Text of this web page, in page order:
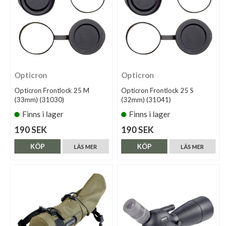
Opticron
Opticron Frontlock 25 M
(33mm) (31030)
Finns i lager
190 SEK
LÄS MER
KÖP
Opticron
Opticron Frontlock 25 S
(32mm) (31041)
Finns i lager
190 SEK
LÄS MER
KÖP